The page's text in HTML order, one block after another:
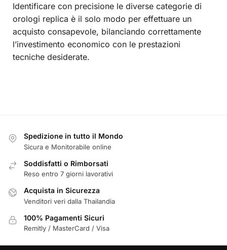
Identificare con precisione le diverse categorie di
orologi replica è il solo modo per effettuare un
acquisto consapevole, bilanciando correttamente
l’investimento economico con le prestazioni
tecniche desiderate.
Spedizione in tutto il Mondo
Sicura e Monitorabile online
Soddisfatti o Rimborsati
Reso entro 7 giorni lavorativi
Acquista in Sicurezza
Venditori veri dalla Thailandia
100% Pagamenti Sicuri
Remitly / MasterCard / Visa